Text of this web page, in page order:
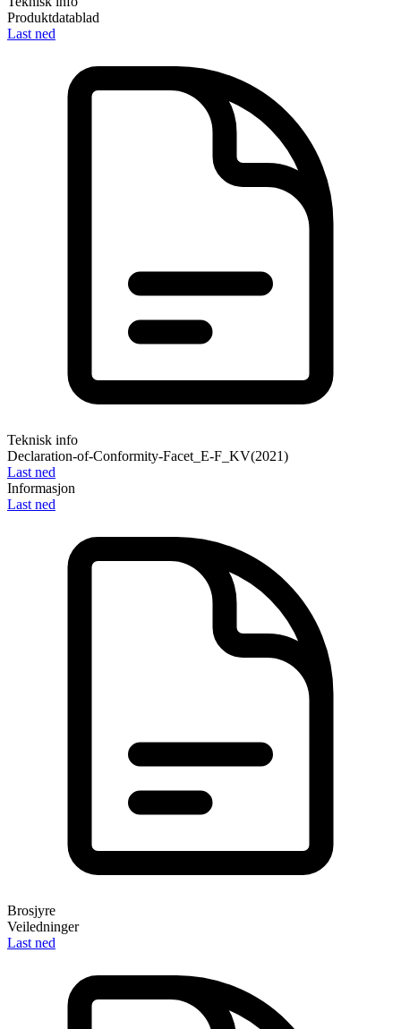
Produktdatablad
Last ned
Teknisk info
Declaration-of-Conformity-Facet_E-F_KV(2021)
Last ned
Informasjon
Last ned
Brosjyre
Veiledninger
Last ned